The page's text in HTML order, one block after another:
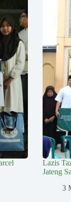
Lazis
Jateng
3